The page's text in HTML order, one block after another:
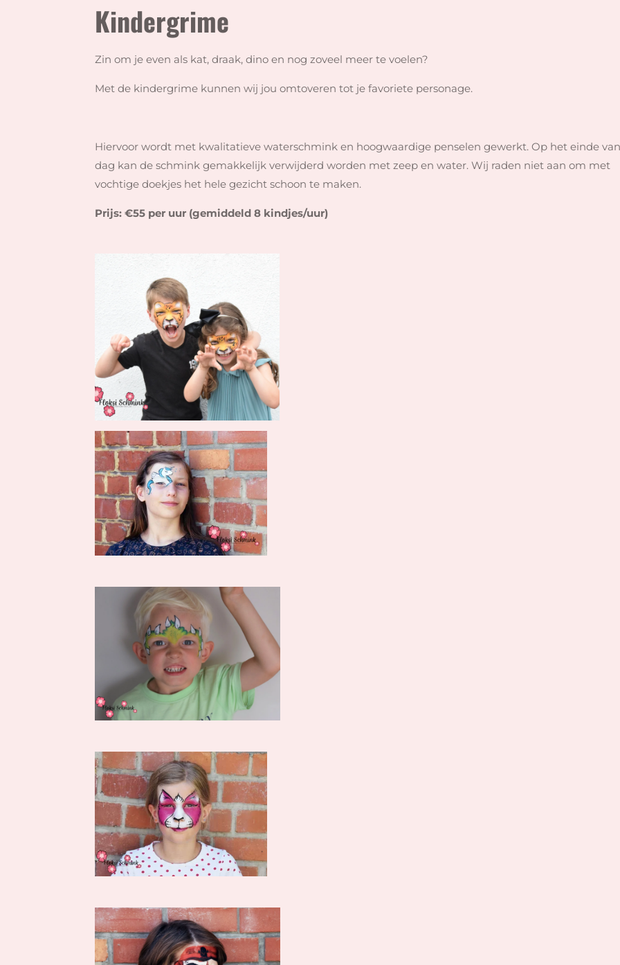
Kindergrime
Zin om je even als kat, draak, dino en nog zoveel meer te voelen?
Met de kindergrime kunnen wij jou omtoveren tot je favoriete personage.
Hiervoor wordt met kwalitatieve waterschmink en hoogwaardige penselen gewerkt. Op het einde
dag kan de schmink gemakkelijk verwijderd worden met zeep en water. Wij raden niet aan om met
vochtige doekjes het hele gezicht schoon te maken.
Prijs: €55 per uur (gemiddeld 8 kindjes/uur)